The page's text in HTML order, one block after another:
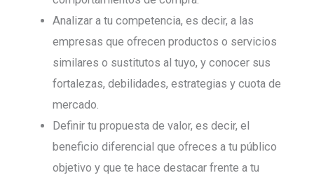
Analizar a tu competencia, es decir, a las
empresas que ofrecen productos o servicios
similares o sustitutos al tuyo, y conocer sus
fortalezas, debilidades, estrategias y cuota de
mercado.
Definir tu propuesta de valor, es decir, el
beneficio diferencial que ofreces a tu público
objetivo y que te hace destacar frente a tu